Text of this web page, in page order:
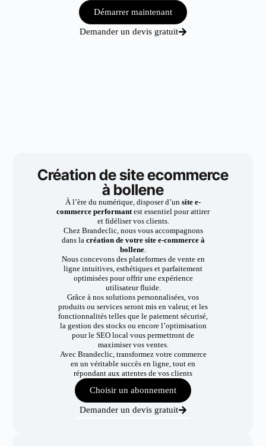
Démarrer maintenant
Demander un devis gratuit
Création de site ecommerce
à bollene
À l’ère du numérique, disposer d’un site e-
commerce performantest essentiel pour attirer
et fidéliser vos clients.
Chez Brandeclic, nous vous accompagnons
dans la création de votre site e-commerce à
bollene.
Nous concevons des plateformes de vente en
ligne intuitives, esthétiques et parfaitement
optimisées pour offrir une expérience
utilisateur fluide.
Grâce à nos solutions personnalisées, vos
produits ou services seront mis en valeur, et les
fonctionnalités telles que le paiement sécurisé,
la gestion des stocks ou encore l’optimisation
pour le SEO local vous permettront de
maximiser vos ventes.
Avec Brandeclic, transformez votre commerce
en un véritable succès en ligne, tout en
répondant aux attentes de vos clients
Choisir un abonnement
Demander un devis gratuit